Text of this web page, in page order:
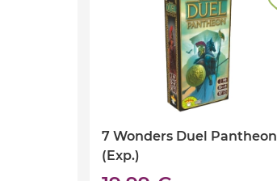
7 Wonders Duel Pantheon
(Exp.)